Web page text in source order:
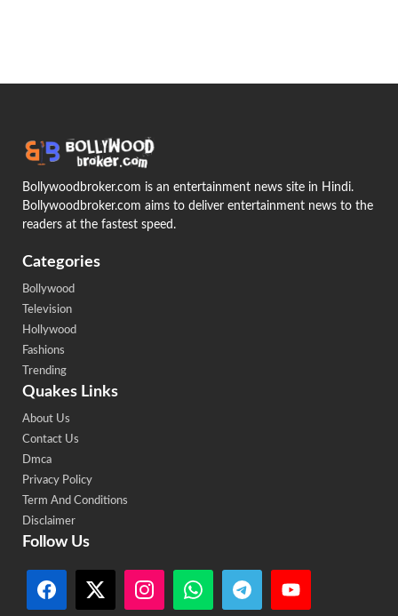
Bollywoodbroker.com is an entertainment news site in Hindi.
Bollywoodbroker.com aims to deliver entertainment news to the
readers at the fastest speed.
Categories
Bollywood
Television
Hollywood
Fashions
Trending
Quakes Links
About Us
Contact Us
Dmca
Privacy Policy
Term And Conditions
Disclaimer
Follow Us